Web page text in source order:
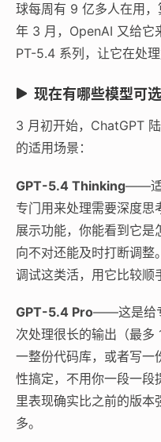
球每周有 9 亿多人在用
年 3 月，OpenAI 又给它
PT-5.4 系列，让它在处理
现在有哪些模型可选
3 月初开始，ChatGPT
的适用场景：
GPT-5.4 Thinking——适
专门用来处理需要深度思
展示功能，你能看到它是
向不对还能及时打断调整
调试这类活，用它比较顺
GPT-5.4 Pro——这是给
次处理很长的输出（最
一整份代码库，或者写一
性搞定，不用你一段一段
里表现确实比之前的版
多。